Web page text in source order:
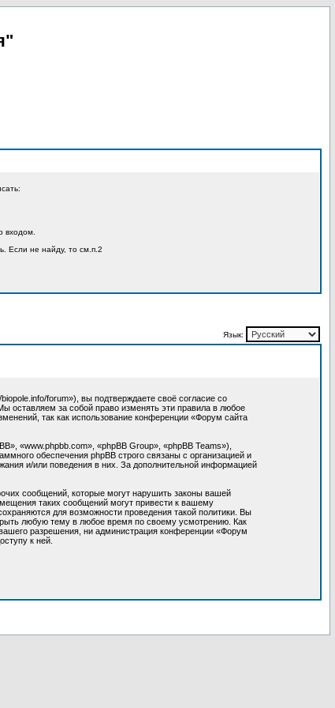
входом.
Если не найду, то см.п.2
Язык:
forum»), вы подтверждаете своё согласие со
оставляем за собой право изменять эти правила в любое
так как использование конференции «Форум сайта
«www.phpbb.com», «phpBB Group», «phpBB Teams»),
обеспечения phpBB строго связаны с организацией и
и/или поведения в них. За дополнительной информацией
сообщений, которые могут нарушить законы вашей
таких сообщений могут привести к вашему
для возможности проведения такой политики. Вы
любую тему в любое время по своему усмотрению. Как
разрешения, ни администрация конференции «Форум
к ней.